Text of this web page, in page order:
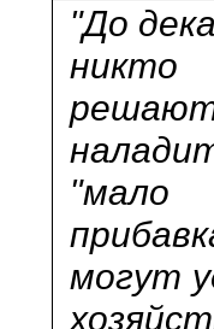
"До
никто
"мало
могут